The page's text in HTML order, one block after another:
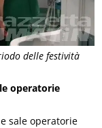
delle festività
operatorie
sale operatorie